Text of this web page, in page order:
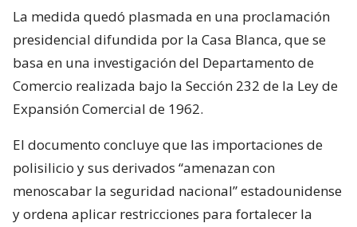
La medida quedó plasmada en una proclamación
presidencial difundida por la Casa Blanca, que se
basa en una investigación del Departamento de
Comercio realizada bajo la Sección 232 de la Ley de
Expansión Comercial de 1962.
El documento concluye que las importaciones de
polisilicio y sus derivados “amenazan con
menoscabar la seguridad nacional” estadounidense
y ordena aplicar restricciones para fortalecer la